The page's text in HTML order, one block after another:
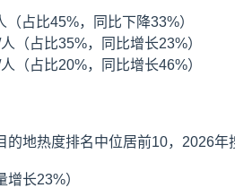
占比45%，同比下降33%）
（占比35%，同比增长23%）
（占比20%，同比增长46%）
的地热度排名中位居前10，2026
长23%）